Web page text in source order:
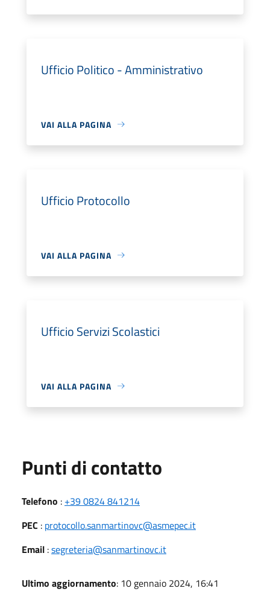
Ufficio Politico - Amministrativo
VAI ALLA PAGINA
Ufficio Protocollo
VAI ALLA PAGINA
Ufficio Servizi Scolastici
VAI ALLA PAGINA
Punti di contatto
Telefono : +39 0824 841214
PEC : protocollo.sanmartinovc@asmepec.it
Email :segreteria@sanmartinovc.it
Ultimo aggiornamento: 10 gennaio 2024, 16:41